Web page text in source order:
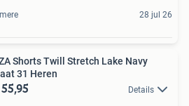
28 jul 26
Shorts Twill Stretch Lake Navy
31 Heren
Details